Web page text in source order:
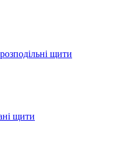
щити
щити